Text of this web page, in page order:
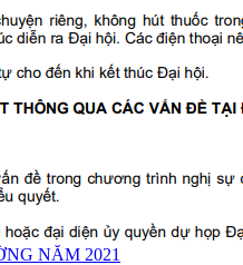
NĂM 2021